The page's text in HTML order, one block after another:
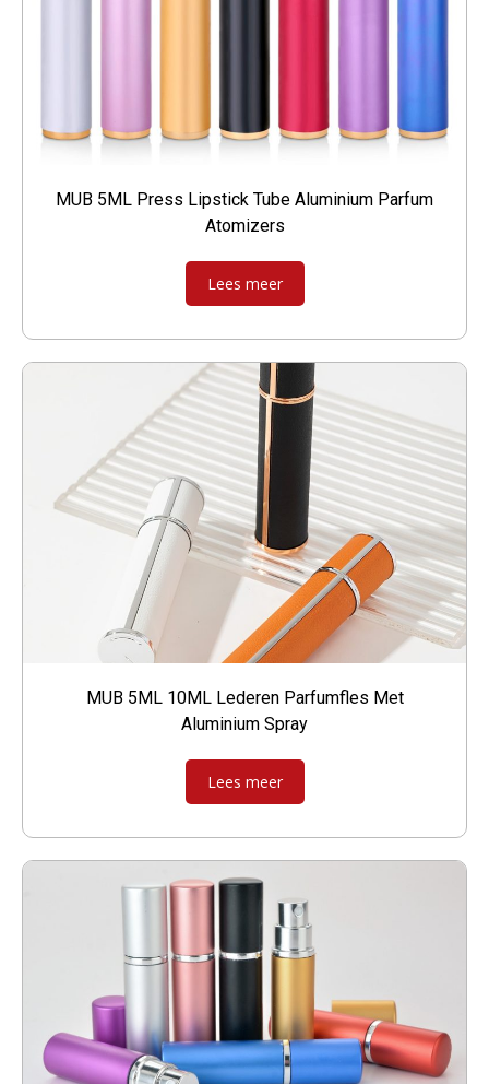
MUB 5ML Press Lipstick Tube Aluminium Parfum
Atomizers
Lees meer
MUB 5ML 10ML Lederen Parfumfles Met
Aluminium Spray
Lees meer